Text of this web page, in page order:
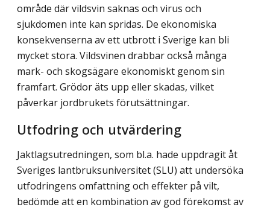
område där vildsvin saknas och virus och
sjukdomen inte kan spridas. De ekonomiska
konsekven­serna av ett utbrott i Sverige kan bli
mycket stora. Vildsvinen drabbar också många
mark- och skogsägare ekonomiskt genom sin
framfart. Grödor äts upp eller skadas, vilket
påverkar jordbrukets förutsättningar.
Utfodring och utvärdering
Jaktlagsutredningen, som bl.a. hade uppdragit åt
Sveriges lantbruksuniversitet (SLU) att undersöka
utfodringens omfattning och effekter på vilt,
bedömde att en kombination av god förekomst av